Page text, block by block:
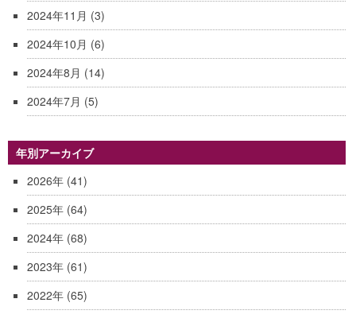
2024年11月 (3)
2024年10月 (6)
2024年8月 (14)
2024年7月 (5)
年別アーカイブ
2026年(41)
2025年(64)
2024年(68)
2023年(61)
2022年(65)